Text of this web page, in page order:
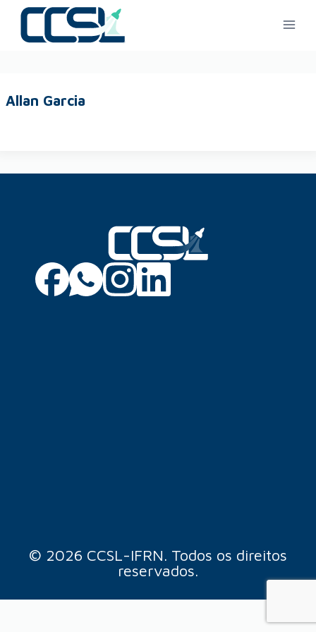
Allan Garcia
© 2026 CCSL-IFRN. Todos os direitos
reservados.